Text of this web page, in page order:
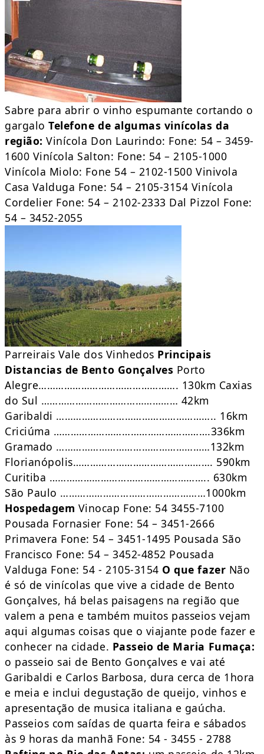
Sabre para abrir o vinho espumante cortando o
gargaloTelefone de algumas vinícolas da
região: Vinícola Don Laurindo: Fone: 54 – 3459-
1600 Vinícola Salton: Fone: 54 – 2105-1000
Vinícola Miolo: Fone 54 – 2102-1500 Vinivola
Casa Valduga Fone: 54 – 2105-3154 Vinícola
Cordelier Fone: 54 – 2102-2333 Dal Pizzol Fone:
54 – 3452-2055
Parreirais Vale dos Vinhedos Principais
Distancias de Bento Gonçalves Porto
Alegre…………………………………………. 130km Caxias
do Sul ………………………………………… 42km
Garibaldi ……………………………………………….. 16km
Criciúma ……………………………………………….336km
Gramado ………………………………………………132km
Florianópolis…………………………………………. 590km
Curitiba ……………………………………………….. 630km
São Paulo ……………………………………………1000km
Hospedagem Vinocap Fone: 54 3455-7100
Pousada Fornasier Fone: 54 – 3451-2666
Primavera Fone: 54 – 3451-1495 Pousada São
Francisco Fone: 54 – 3452-4852 Pousada
Valduga Fone: 54 - 2105-3154 O que fazer Não
é só de vinícolas que vive a cidade de Bento
Gonçalves, há belas paisagens na região que
valem a pena e também muitos passeios vejam
aqui algumas coisas que o viajante pode fazer e
conhecer na cidade. Passeio de Maria Fumaça:
o passeio sai de Bento Gonçalves e vai até
Garibaldi e Carlos Barbosa, dura cerca de 1hora
e meia e inclui degustação de queijo, vinhos e
apresentação de musica italiana e gaúcha.
Passeios com saídas de quarta feira e sábados
às 9 horas da manhã Fone: 54 - 3455 - 2788